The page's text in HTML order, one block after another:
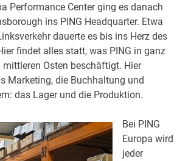
Performance Center ging es danach
ins PING Headquarter. Etwa
dauerte es bis ins Herz des
findet alles statt, was PING in ganz
mittleren Osten beschäftigt. Hier
Marketing, die Buchhaltung und
das Lager und die Produktion.
Bei PING
Europa wird
jeder